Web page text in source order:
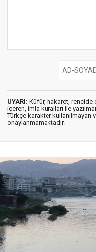
UYARI: Küfür, hakaret, rencide
içeren, imla kuralları ile
Türkçe karakter kullanılmayan
onaylanmamaktadır.